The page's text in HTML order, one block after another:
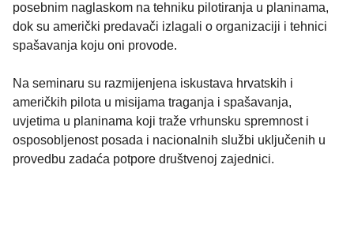
posebnim naglaskom na tehniku pilotiranja u planinama,
dok su američki predavači izlagali o organizaciji i tehnici
spašavanja koju oni provode.
Na seminaru su razmijenjena iskustava hrvatskih i
američkih pilota u misijama traganja i spašavanja,
uvjetima u planinama koji traže vrhunsku spremnost i
osposobljenost posada i nacionalnih službi uključenih u
provedbu zadaća potpore društvenoj zajednici.